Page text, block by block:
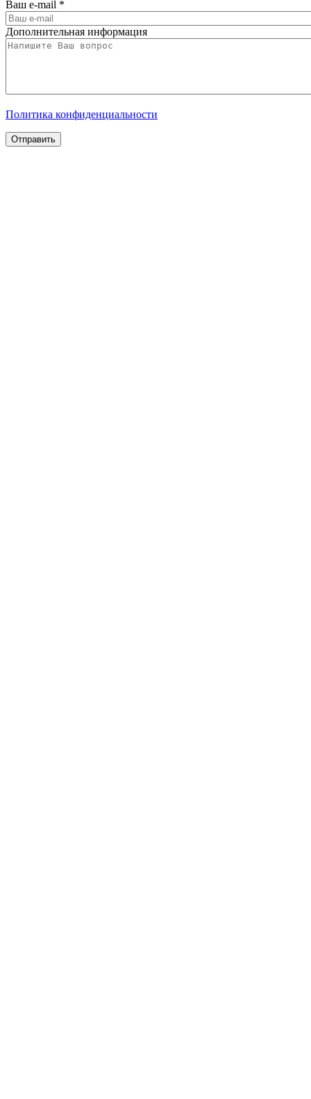
Ваш e-mail *
Дополнительная информация
Политика конфиденциальности